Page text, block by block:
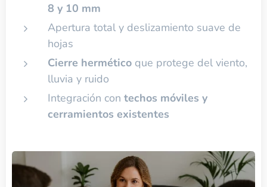
8 y 10 mm
Apertura total y deslizamiento suave de
hojas
Cierre hermético que protege del viento,
lluvia y ruido
Integración con techos móviles y
cerramientos existentes